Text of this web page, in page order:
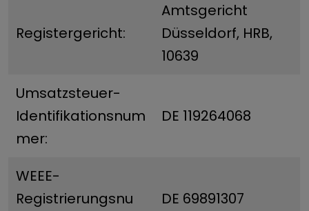
Registergericht:
Amtsgericht
Düsseldorf, HRB,
10639
Umsatzsteuer-
Identifikationsnum
mer:
DE 119264068
WEEE-
Registrierungsnu
DE 69891307